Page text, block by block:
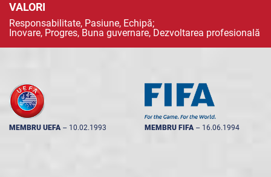
VALORI
Responsabilitate, Pasiune, Echipă;
Inovare, Progres, Buna guvernare, Dezvoltarea profesională
MEMBRU UEFA -- 10.02.1993 MEMBRU FIFA -- 16.06.1994